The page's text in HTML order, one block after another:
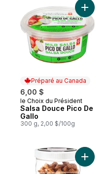
Préparé au Canada
6,00 $
Préparé au Canada
le Choix du Président
Salsa Douce Pico De
Gallo
300 g, 2,00 $/100g
Ajouter
Ajouter